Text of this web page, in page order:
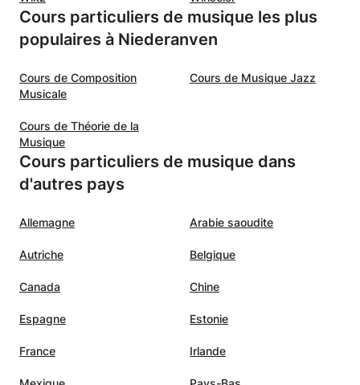
Cours particuliers de musique les plus
populaires à Niederanven
Cours de Composition
Musicale
Cours de Musique Jazz
Cours de Théorie de la
Musique
Cours particuliers de musique dans
d'autres pays
Allemagne Arabie saoudite
Autriche Belgique
Canada Chine
Espagne Estonie
France Irlande